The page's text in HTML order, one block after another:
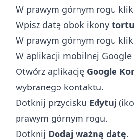
W prawym górnym rogu
Wpisz datę obok ikony
W prawym górnym rogu
W aplikacji mobilnej
Otwórz aplikację Google
wybranego kontaktu.
Dotknij przycisku Edytuj
prawym górnym rogu.
Dotknij Dodaj ważną datę.